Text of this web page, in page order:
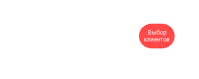
Выбор
клиентов